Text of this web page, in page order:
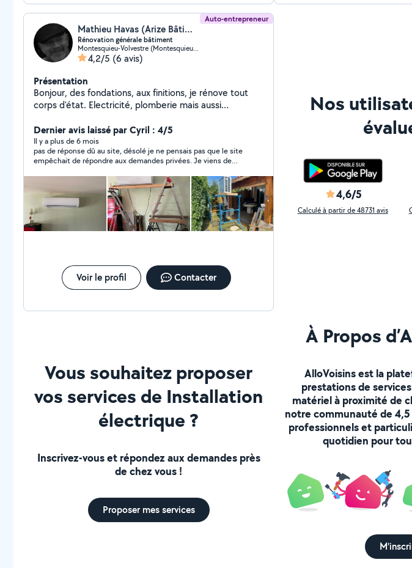
Auto-entrepreneur
Mathieu Havas (Arize Bâtiment Rénovation)
Rénovation générale bâtiment
Montesquieu-Volvestre (Montesquieu-Volvestre)
4,2/5 (6 avis)
Présentation
Bonjour, des fondations, aux finitions, je rénove tout
corps d'état. Electricité, plomberie mais aussi
bois, plako, etc............. Je pose clim, poêle à
bois.........et fabrique des saunas en bois extérieurs.
Google = Arize Bâtiment Rénovation Pages jaunes à
Montesquieu Volvestre Havas Mathieu ou Arize
Bâtiment.
Dernier avis laissé par Cyril : 4/5
Il y a plus de 6 mois
pas de réponse dû au site, désolé je ne pensais pas que le site
empêchait de répondre aux demandes privées. Je viens de
Voir le profil Contacter
Nos
4,6/5
Calculé à partir de 48731 avis
Vous souhaitez proposer
vos services de Installation
électrique ?
Inscrivez-vous et répondez aux demandes près
de chez vous !
Proposer mes services
À Propos
AlloVoisins est la
prestations de
matériel à proximité de
notre communauté de
professionnels et
quotidien pour